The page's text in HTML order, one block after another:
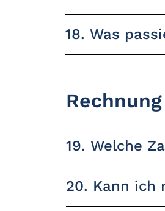
18. Was
19. Welche
20. Kann ich